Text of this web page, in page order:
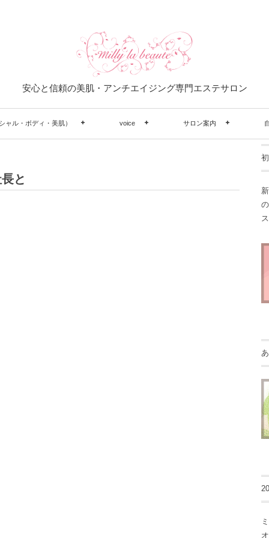
安心と信頼の美肌・アンチエイジング専門エステサロン
ャル・ボディ・美肌） voice サロン案内
と